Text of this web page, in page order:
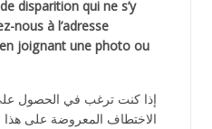
disparition qui ne s’y
nous à l’adresse
joignant une photo ou
إذا كنت ترغب في الحصول
الاختطاف المعروضة على